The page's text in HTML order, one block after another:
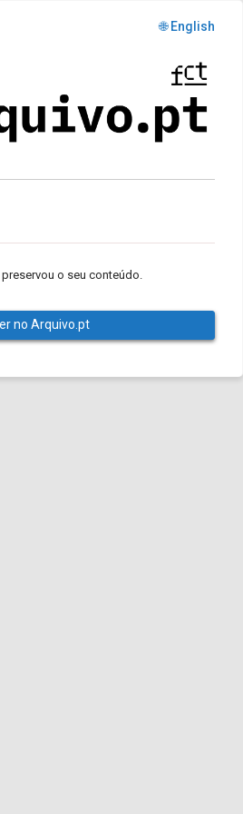
🌐 English
preservou o seu conteúdo.
no Arquivo.pt